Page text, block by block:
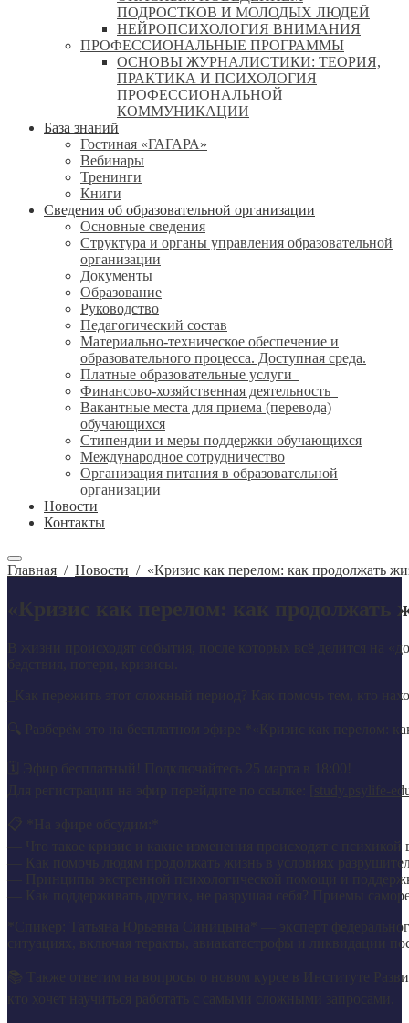
ПОДРОСТКОВ И МОЛОДЫХ ЛЮДЕЙ
НЕЙРОПСИХОЛОГИЯ ВНИМАНИЯ
ПРОФЕССИОНАЛЬНЫЕ ПРОГРАММЫ
ОСНОВЫ ЖУРНАЛИСТИКИ: ТЕОРИЯ,
ПРАКТИКА И ПСИХОЛОГИЯ
ПРОФЕССИОНАЛЬНОЙ
КОММУНИКАЦИИ
База знаний
Гостиная «ГАГАРА»
Вебинары
Тренинги
Книги
Сведения об образовательной организации
Основные сведения
Структура и органы управления образовательной
организации
Документы
Образование
Руководство
Педагогический состав
Материально-техническое обеспечение и
образовательного процесса. Доступная среда.
Платные образовательные услуги
Финансово-хозяйственная деятельность
Вакантные места для приема (перевода)
обучающихся
Стипендии и меры поддержки обучающихся
Международное сотрудничество
Организация питания в образовательной
организации
Новости
Контакты
Главная / Новости / «Кризис как перелом: как продолжать
«Кризис как перелом: как продолжать
В жизни происходят события, после которых всё делится на
_Как пережить этот сложный период? Как помочь тем, кто
🔍 Разберём это на бесплатном эфире *«Кризис как перелом:
study.psylife-
— Что такое кризис и какие изменения происходят с психикой
— Как помочь людям продолжать жизнь в условиях
— Принципы экстренной психологической помощи и
— Как поддерживать других, не разрушая себя? Приемы
*Спикер: Татьяна Юрьевна Синицына* — эксперт
ситуациях, включая теракты, авиакатастрофы и ликвидации
📚 Также ответим на вопросы о новом курсе в Институте